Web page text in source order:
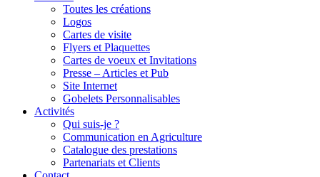
Toutes les créations
Logos
Cartes de visite
Flyers et Plaquettes
Cartes de voeux et Invitations
Presse – Articles et Pub
Site Internet
Gobelets Personnalisables
Activités
Qui suis-je ?
Communication en Agriculture
Catalogue des prestations
Partenariats et Clients